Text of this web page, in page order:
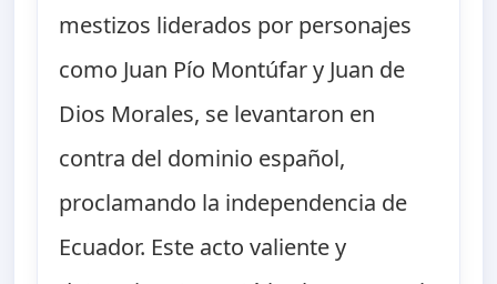
mestizos liderados por personajes
como Juan Pío Montúfar y Juan de
Dios Morales, se levantaron en
contra del dominio español,
proclamando la independencia de
Ecuador. Este acto valiente y